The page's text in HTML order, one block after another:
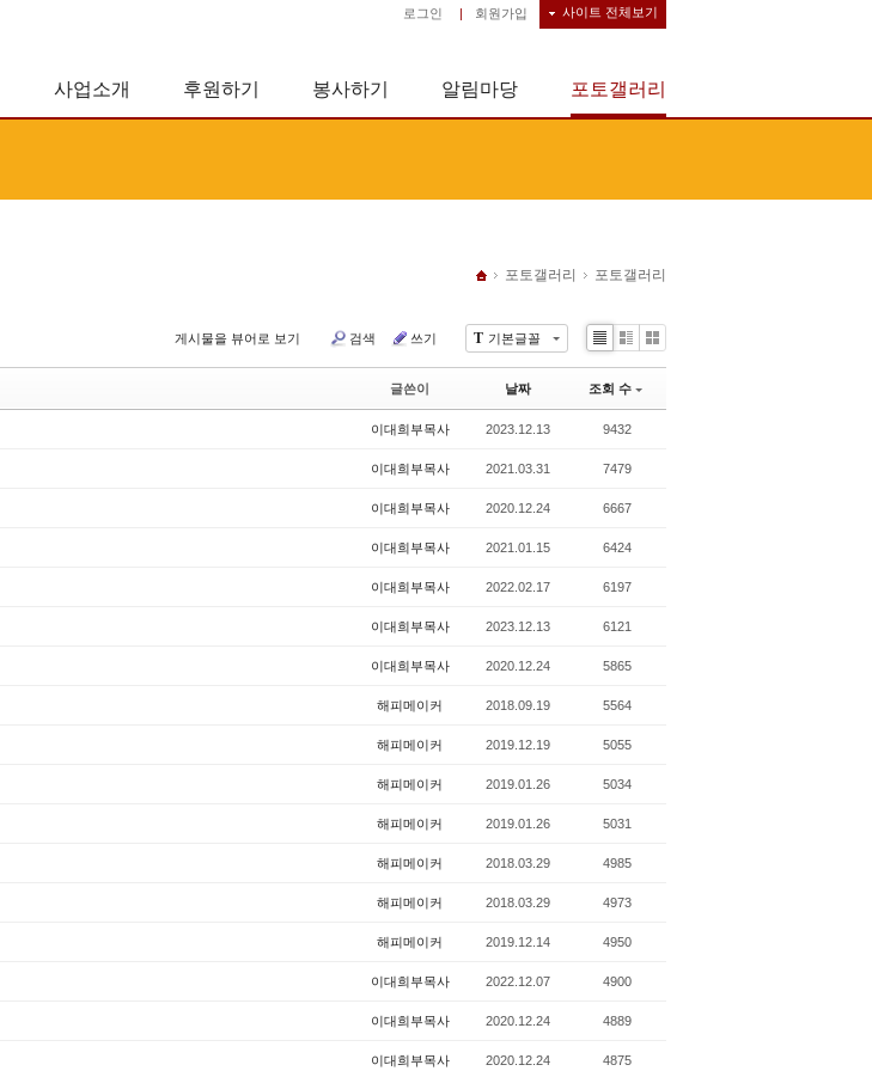
사이트 전체보기
로그인 | 회원가입
사업소개 후원하기 봉사하기 알림마당 포토갤러리
포토갤러리 포토갤러리
T 기본글꼴
게시물을 뷰어로 보기 검색 쓰기
Li
Zi
e
G
글쓴이 날짜 조회 수
이대희부목사 2023.12.13 9432
이대희부목사 2021.03.31 7479
이대희부목사 2020.12.24 6667
이대희부목사 2021.01.15 6424
이대희부목사 2022.02.17 6197
이대희부목사 2023.12.13 6121
이대희부목사 2020.12.24 5865
해피메이커 2018.09.19 5564
해피메이커 2019.12.19 5055
해피메이커 2019.01.26 5034
해피메이커 2019.01.26 5031
해피메이커 2018.03.29 4985
해피메이커 2018.03.29 4973
해피메이커 2019.12.14 4950
이대희부목사 2022.12.07 4900
이대희부목사 2020.12.24 4889
이대희부목사 2020.12.24 4875